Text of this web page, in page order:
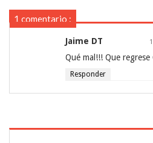
1 comentario :
Jaime DT
Qué mal!!! Que
Responder